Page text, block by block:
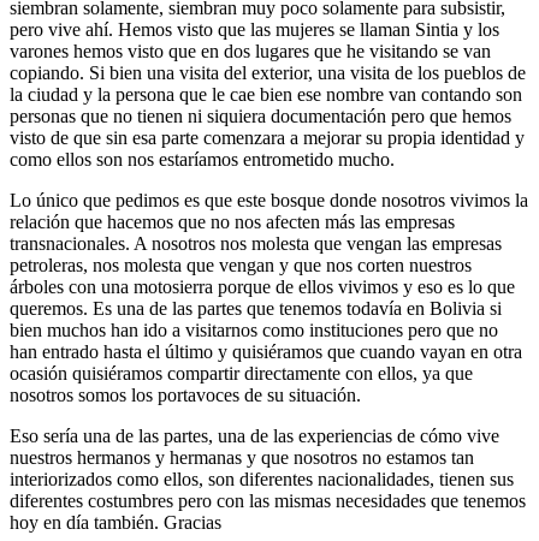
siembran solamente, siembran muy poco solamente para subsistir,
pero vive ahí. Hemos visto que las mujeres se llaman Sintia y los
varones hemos visto que en dos lugares que he visitando se van
copiando. Si bien una visita del exterior, una visita de los pueblos de
la ciudad y la persona que le cae bien ese nombre van contando son
personas que no tienen ni siquiera documentación pero que hemos
visto de que sin esa parte comenzara a mejorar su propia identidad y
como ellos son nos estaríamos entrometido mucho.
Lo único que pedimos es que este bosque donde nosotros vivimos la
relación que hacemos que no nos afecten más las empresas
transnacionales. A nosotros nos molesta que vengan las empresas
petroleras, nos molesta que vengan y que nos corten nuestros
árboles con una motosierra porque de ellos vivimos y eso es lo que
queremos. Es una de las partes que tenemos todavía en Bolivia si
bien muchos han ido a visitarnos como instituciones pero que no
han entrado hasta el último y quisiéramos que cuando vayan en otra
ocasión quisiéramos compartir directamente con ellos, ya que
nosotros somos los portavoces de su situación.
Eso sería una de las partes, una de las experiencias de cómo vive
nuestros hermanos y hermanas y que nosotros no estamos tan
interiorizados como ellos, son diferentes nacionalidades, tienen sus
diferentes costumbres pero con las mismas necesidades que tenemos
hoy en día también. Gracias